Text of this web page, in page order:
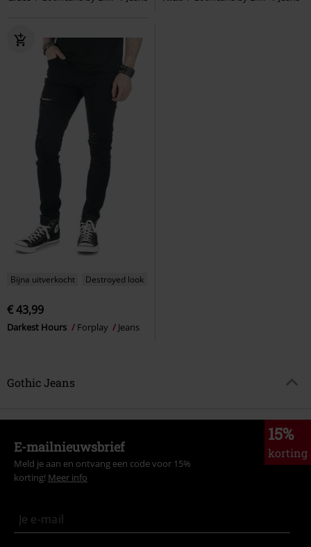
Bijna uitverkocht Destroyed look
€ 43,99
Darkest Hours Forplay Jeans
Gothic Jeans
15%
korting
E-mailnieuwsbrief
Meld je aan en ontvang een code voor 15%
korting! Meer info